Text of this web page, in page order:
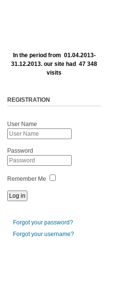
In the period from 01.04.2013-
31.12.2013. our site had 47 348
visits
REGISTRATION
User Name
Password
Remember Me
Forgot your password?
Forgot your username?